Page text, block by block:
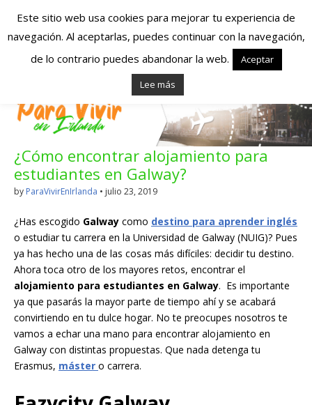
Españoles en
Irlanda – Vivir en
Irlanda – Trabajo
en Irlanda –
Alojamiento en
Irlanda
Blog dedicado a los que viven, estudian y trabajan en
Irlanda!
¿Cómo encontrar alojamiento para
estudiantes en Galway?
by ParaVivirEnIrlanda • julio 23, 2019
¿Has escogido Galway como destino para aprender inglés
o estudiar tu carrera en la Universidad de Galway (NUIG)? Pues
ya has hecho una de las cosas más difíciles: decidir tu destino.
Ahora toca otro de los mayores retos, encontrar el
alojamiento para estudiantes en Galway. Es importante
ya que pasarás la mayor parte de tiempo ahí y se acabará
convirtiendo en tu dulce hogar. No te preocupes nosotros te
vamos a echar una mano para encontrar alojamiento en
Galway con distintas propuestas. Que nada detenga tu
Erasmus, máster o carrera.
Este sitio web usa cookies para mejorar tu experiencia de
navegación. Al aceptarlas, puedes continuar con la navegación,
de lo contrario puedes abandonar la web.
Aceptar
Lee más